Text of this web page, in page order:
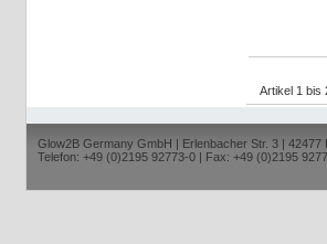
Artikel 1 bis
Glow2B Germany GmbH | Erlenbacher Str. 3 |
Telefon: +49 (0)2195 92773-0 | Fax: +49 (0)2195